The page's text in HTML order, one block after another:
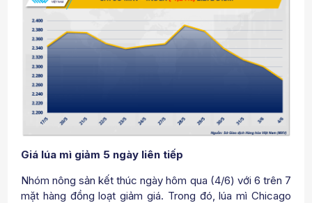
Giá lúa mì giảm 5 ngày liên tiếp
Nhóm nông sản kết thúc ngày hôm qua (4/6) với 6 trên 7
mặt hàng đồng loạt giảm giá. Trong đó, lúa mì Chicago